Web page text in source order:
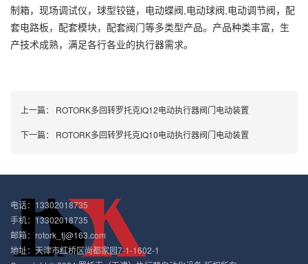
制箱，现场调试仪，球型铰链，电动蝶阀,电动球阀,电动调节阀，配
套电路板，配套模块，配套阀门等多类型产品。产品种类丰富，生
产技术成熟，满足各行各业的执行器需求。
上一篇： ROTORK多回转罗托克IQ12电动执行器阀门电动装置
下一篇： ROTORK多回转罗托克IQ10电动执行器阀门电动装置
电话：13302018735
手机：13302018735
邮箱：rotork_tj@163.com
地址：天津市红桥区尚都家园7-1-1602-1